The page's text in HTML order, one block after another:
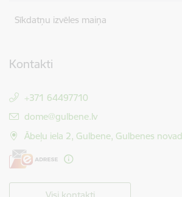
Sīkdatņu izvēles maiņa
Kontakti
+371 64497710
E-pasts:
dome@gulbene.lv
Ābeļu iela 2, Gulbene, Gulbenes